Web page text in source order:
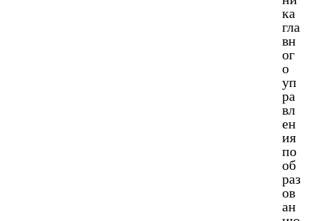
ка
гла
вн
ог
о
уп
ра
вл
ен
ия
по
об
раз
ов
ан